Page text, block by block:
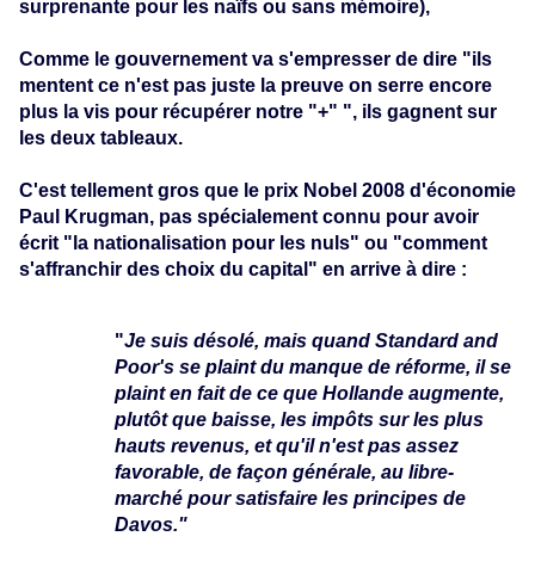
surprenante pour les naïfs ou sans mémoire),
Comme le gouvernement va s'empresser de dire "ils
mentent ce n'est pas juste la preuve on serre encore
plus la vis pour récupérer notre "+" ", ils gagnent sur
les deux tableaux.
C'est tellement gros que le prix Nobel 2008 d'économie
Paul Krugman, pas spécialement connu pour avoir
écrit "la nationalisation pour les nuls" ou "comment
s'affranchir des choix du capital" en arrive à dire :
"Je suis désolé, mais quand Standard and
Poor's se plaint du manque de réforme, il se
plaint en fait de ce que Hollande augmente,
plutôt que baisse, les impôts sur les plus
hauts revenus, et qu'il n'est pas assez
favorable, de façon générale, au libre-
marché pour satisfaire les principes de
Davos."